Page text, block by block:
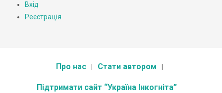
Вхід
Реєстрація
Про нас Стати автором
Підтримати сайт “Україна Інкогніта”